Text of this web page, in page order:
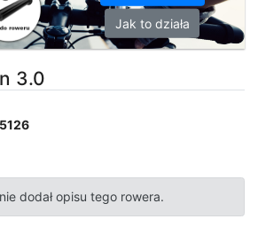
Jak to działa
3.0
dodał opisu tego rowera.